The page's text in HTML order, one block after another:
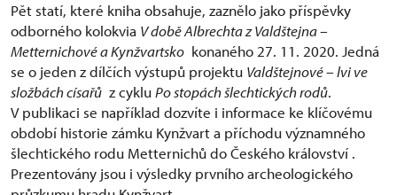
Pět statí, které kniha obsahuje, zaznělo jako příspěvky
odborného kolokvia V době Albrechta z Valdštejna –
Metternichové a Kynžvartsko konaného 27. 11. 2020. Jedná
se o jeden z dílčích výstupů projektu Valdštejnové – lvi ve
složbách císařů z cykluPo stopách šlechtických rodů.
V publikaci se například dozvíte i informace ke klíčovému
období historie zámku Kynžvart a příchodu významného
šlechtického rodu Metternichů do Českého království .
Prezentovány jsou i výsledky prvního archeologického